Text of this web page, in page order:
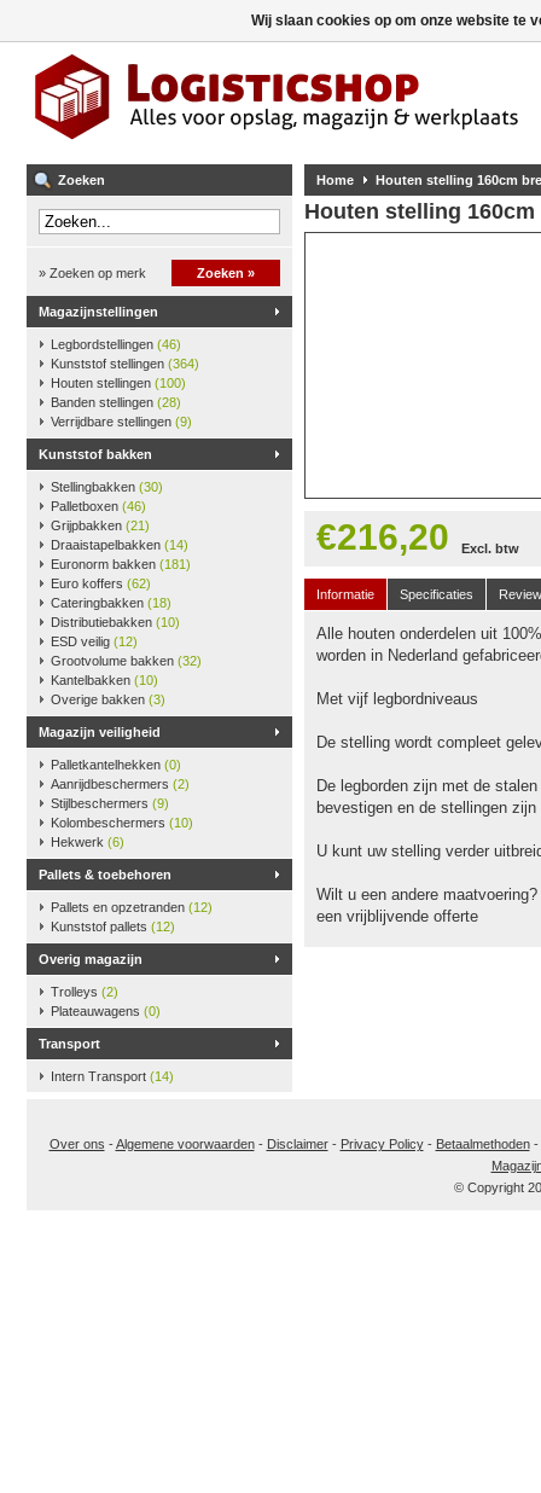
Zoeken
» Zoeken op merk Zoeken »
Magazijnstellingen
Legbordstellingen (46)
Kunststof stellingen (364)
Houten stellingen (100)
Banden stellingen (28)
Verrijdbare stellingen (9)
Kunststof bakken
Stellingbakken (30)
Palletboxen (46)
Grijpbakken (21)
Draaistapelbakken (14)
Euronorm bakken (181)
Euro koffers (62)
Cateringbakken (18)
Distributiebakken (10)
ESD veilig (12)
Grootvolume bakken (32)
Kantelbakken (10)
Overige bakken (3)
Magazijn veiligheid
Palletkantelhekken (0)
Aanrijdbeschermers (2)
Stijlbeschermers (9)
Kolombeschermers (10)
Hekwerk (6)
Pallets & toebehoren
Pallets en opzetranden (12)
Kunststof pallets (12)
Overig magazijn
Trolleys (2)
Plateauwagens (0)
Transport
Intern Transport (14)
Home Houten stelling 160cm
Houten stelling
€216,20 Excl. btw
Informatie Specificaties
Alle houten onderdelen uit
worden in Nederland
Met vijf legbordniveaus
De stelling wordt compleet
De legborden zijn met de
bevestigen en de stellingen
U kunt uw stelling verder
Wilt u een andere
een vrijblijvende offerte
Over ons -Algemene voorwaarden- Disclaimer- Privacy Policy- Betaalmethoden-
© Copyright
Wij slaan cookies op om onze website te